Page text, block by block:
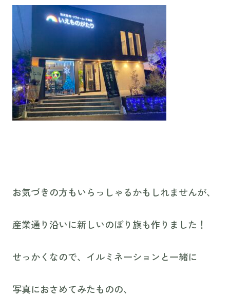
お気づきの方もいらっしゃるかもしれませんが、
産業通り沿いに新しいのぼり旗も作りました！
せっかくなので、イルミネーションと一緒に
写真におさめてみたものの、